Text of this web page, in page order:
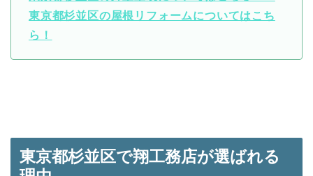
東京都杉並区の屋根リフォームについてはこち
ら！
東京都杉並区で翔工務店が選ばれる